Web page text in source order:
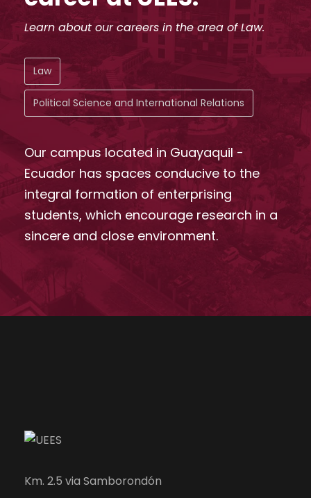
Learn about our careers in the area of Law.
Law
Political Science and International Relations
Our campus located in Guayaquil -
Ecuador has spaces conducive to the
integral formation of enterprising
students, which encourage research in a
sincere and close environment.
Km. 2.5 via Samborondón